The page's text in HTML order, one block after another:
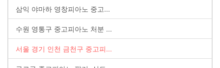
삼익 야마하 영창피아노 중고...
수원 영통구 중고피아노 처분 ...
서울 경기 인천 금천구 중고피...